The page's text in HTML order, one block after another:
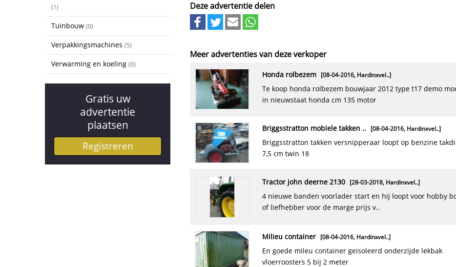
(1)
Tuinbouw (0)
Verpakkingsmachines (5)
Verwarming en koeling (0)
Gratis uw
advertentie
plaatsen
Registreren
Deze advertentie delen
Meer advertenties van deze verkoper
honda rolbezem [08-04-2016, Hardinxvel..]
te koop honda rolbezem bouwjaar 2012 type t17 demo model
in nieuwstaat honda cm 135 motor
briggsstratton mobiele takken .. [08-04-2016, Hardinxvel..]
briggsstratton takken versnipperaar loopt op benzine takdikte
7,5 cm twin 18
tractor john deerne 2130 [28-03-2018, Hardinxvel..]
4 nieuwe banden voorlader start en hij loopt voor hobby boer
of liefhebber voor de marge prijs v..
milieu container [08-04-2016, Hardinxvel..]
en goede mileu container geisoleerd onderzijde lekbak
vloerroosters 5 bij 2 meter